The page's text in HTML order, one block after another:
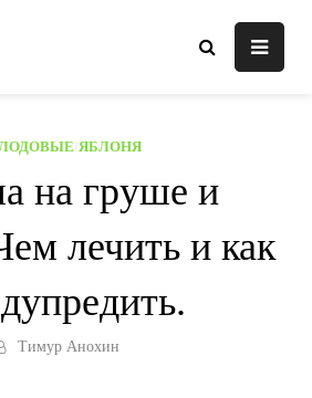
ЯБЛОНЯ
на груше и
лечить и как
Тимур Анохин